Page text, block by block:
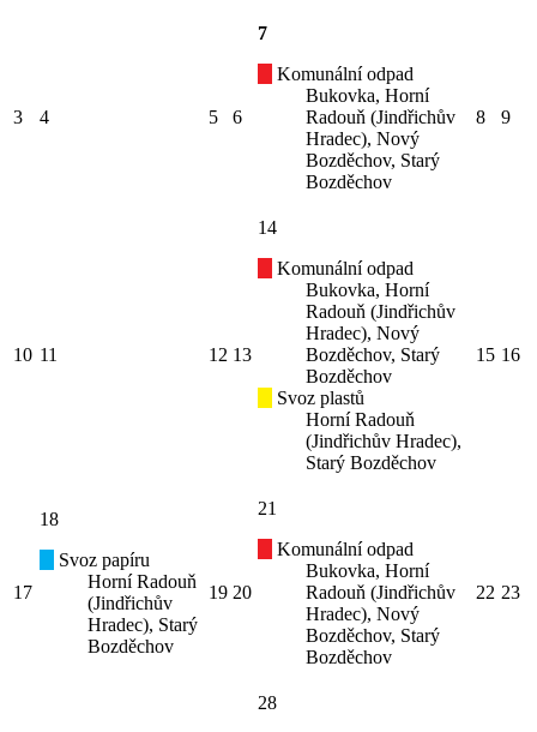
3 4 5 6
7
Komunální odpad
Bukovka, Horní
Radouň (Jindřichův
Hradec), Nový
Bozděchov, Starý
Bozděchov
8 9
10 11 12 13
14
Komunální odpad
Bukovka, Horní
Radouň (Jindřichův
Hradec), Nový
Bozděchov, Starý
Bozděchov
Svoz plastů
Horní Radouň
(Jindřichův Hradec),
Starý Bozděchov
15 16
17
18
Svoz papíru
Horní Radouň
(Jindřichův
Hradec), Starý
Bozděchov
19 20
21
Komunální odpad
Bukovka, Horní
Radouň (Jindřichův
Hradec), Nový
Bozděchov, Starý
Bozděchov
22 23
28